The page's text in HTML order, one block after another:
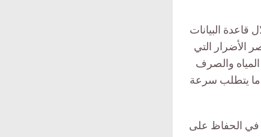
البيانات
الأضرار التي
المياه والصرف
ما يتطلب سرعة
في الحفاظ على